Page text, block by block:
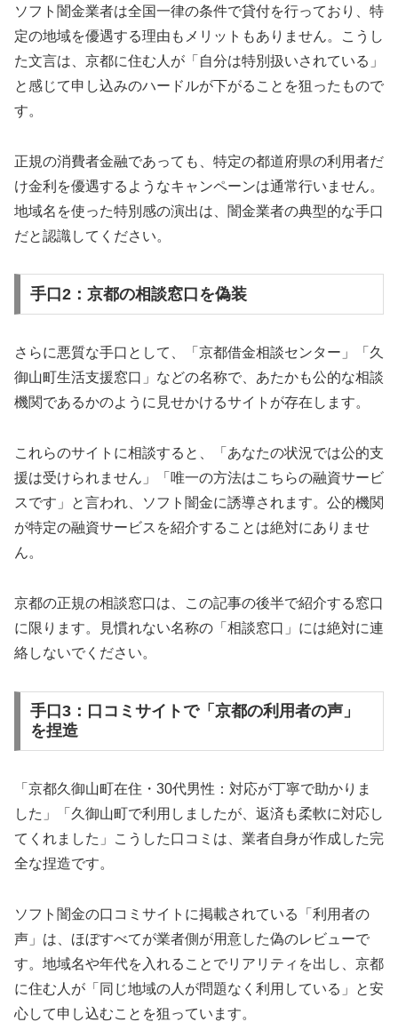
ソフト闇金業者は全国一律の条件で貸付を行っており、特
定の地域を優遇する理由もメリットもありません。こうし
た文言は、京都に住む人が「自分は特別扱いされている」
と感じて申し込みのハードルが下がることを狙ったもので
す。
正規の消費者金融であっても、特定の都道府県の利用者だ
け金利を優遇するようなキャンペーンは通常行いません。
地域名を使った特別感の演出は、闇金業者の典型的な手口
だと認識してください。
手口2：京都の相談窓口を偽装
さらに悪質な手口として、「京都借金相談センター」「久
御山町生活支援窓口」などの名称で、あたかも公的な相談
機関であるかのように見せかけるサイトが存在します。
これらのサイトに相談すると、「あなたの状況では公的支
援は受けられません」「唯一の方法はこちらの融資サービ
スです」と言われ、ソフト闇金に誘導されます。公的機関
が特定の融資サービスを紹介することは絶対にありませ
ん。
京都の正規の相談窓口は、この記事の後半で紹介する窓口
に限ります。見慣れない名称の「相談窓口」には絶対に連
絡しないでください。
手口3：口コミサイトで「京都の利用者の声」
を捏造
「京都久御山町在住・30代男性：対応が丁寧で助かりま
した」「久御山町で利用しましたが、返済も柔軟に対応し
てくれました」こうした口コミは、業者自身が作成した完
全な捏造です。
ソフト闇金の口コミサイトに掲載されている「利用者の
声」は、ほぼすべてが業者側が用意した偽のレビューで
す。地域名や年代を入れることでリアリティを出し、京都
に住む人が「同じ地域の人が問題なく利用している」と安
心して申し込むことを狙っています。